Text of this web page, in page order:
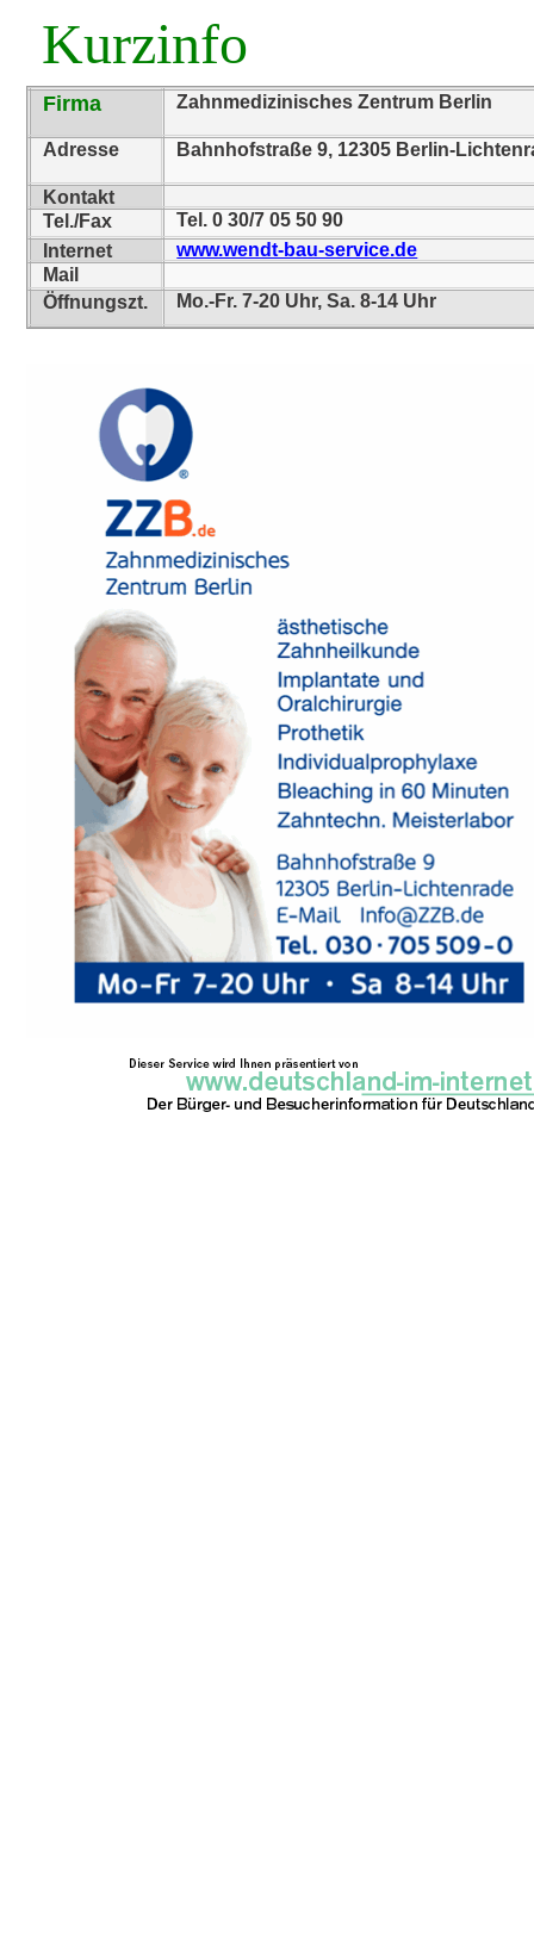
Kurzinfo
Firma Zahnmedizinisches Zentrum Berlin
Adresse Bahnhofstraße 9, 12305 Berlin-
Kontakt
Tel./Fax
Tel. 0 30/7 05 50 90
Internet
www.wendt-bau-service.de
Mail
Öffnungszt.
Mo.-Fr. 7-20 Uhr, Sa. 8-14 Uhr